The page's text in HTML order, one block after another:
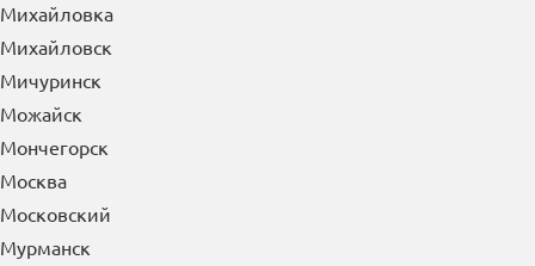
Михайловка
Михайловск
Мичуринск
Можайск
Мончегорск
Москва
Московский
Мурманск